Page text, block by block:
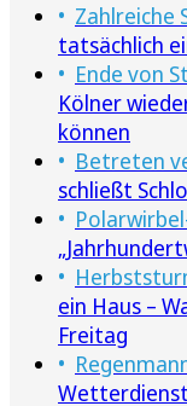
Zahlreiche
tatsächlich
Ende von
Kölner
können
Betreten
schließt
ein Haus –
Freitag